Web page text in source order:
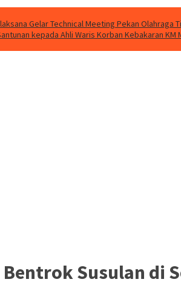
Gelar Technical Meeting Pekan Olahraga
kepada Ahli Waris Korban Kebakaran KM
Susulan di